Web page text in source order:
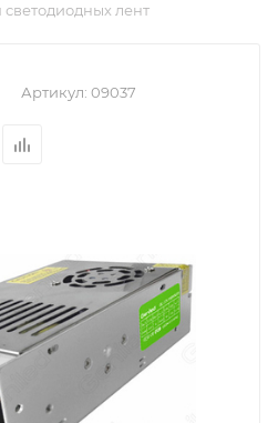
лент
Артикул: 09037